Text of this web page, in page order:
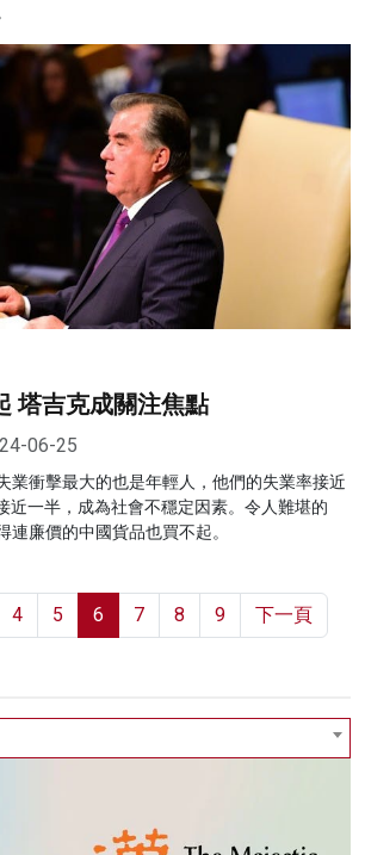
塔吉克成關注焦點
06-25
業衝擊最大的也是年輕人，他們的失業率接近
近一半，成為社會不穩定因素。令人難堪的
連廉價的中國貨品也買不起。
4 5 6 7 8 9 下一頁